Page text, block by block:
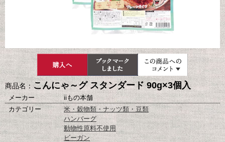
商品名：こんにゃ～グ スタンダード 90g×3個入
メーカー
iiもの本舗
カテゴリー
米・穀物類・ナッツ類・豆類
ハンバーグ
動物性原料不使用
ビーガン